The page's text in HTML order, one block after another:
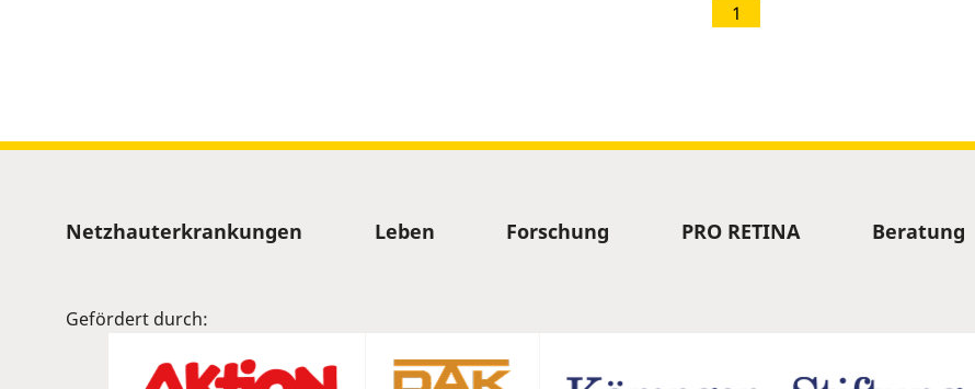
1
Sitemap
Netzhauterkrankungen Leben Forschung PRO RETINA Beratung
Gefördert durch: